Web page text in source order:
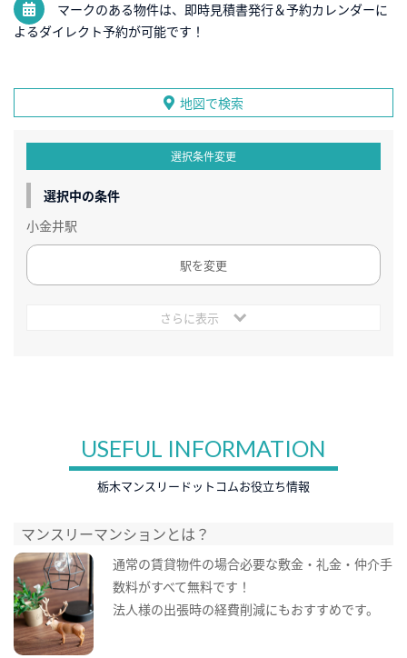
マークのある物件は、即時見積書発行＆予約カレンダーに
よるダイレクト予約が可能です！
地図で検索
選択条件変更
選択中の条件
小金井駅
駅を変更
さらに表示
USEFUL INFORMATION
栃木マンスリードットコムお役立ち情報
マンスリーマンションとは？
通常の賃貸物件の場合必要な敷金・礼金・仲介手
数料がすべて無料です！
法人様の出張時の経費削減にもおすすめです。